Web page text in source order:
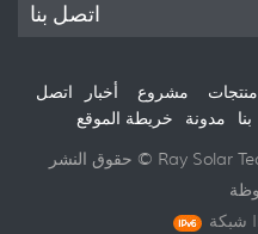
اتصل بنا
منتجات مشروع أخبار
اتصل
بنا
مدونة
حقوق النشر © Ray Solar Technology Co., Ltd. كل الحقوق